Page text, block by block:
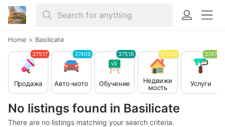
Home > Basilicate
No listings found in Basilicate
There are no listings matching your search criteria.
Продажа
37517
Авто-мото
37409
Обучение
37516
Недвижи
мость
37603
Услуги
37479